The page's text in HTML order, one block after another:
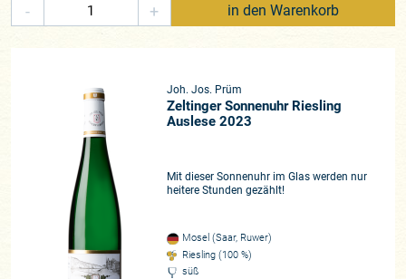
- + in den Warenkorb
Joh. Jos. Prüm
Zeltinger Sonnenuhr Riesling
Auslese 2023
Mit dieser Sonnenuhr im Glas werden nur
heitere Stunden gezählt!
Mosel (Saar, Ruwer)
Riesling (100 %)
süß